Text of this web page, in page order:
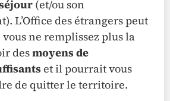
(et/ou son
L’Office des étrangers peut
ne remplissez plus la
desmoyens de
et il pourrait vous
de quitter le territoire.